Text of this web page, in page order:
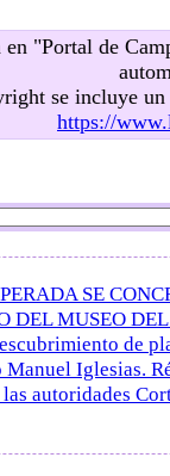
en "Portal de
se incluye un
https://
SE
DEL MUSEO
de
Iglesias.
autoridades